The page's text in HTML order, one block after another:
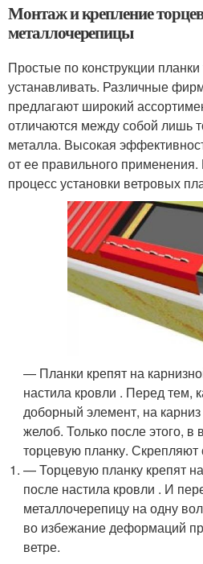
Монтаж и крепление
металлочерепицы
Простые по конструкции
устанавливать. Различные
предлагают широкий
отличаются между собой лишь
металла. Высокая
от ее правильного
процесс установки ветровых
— Планки крепят на
настила кровли . Перед тем,
доборный элемент, на
желоб. Только после этого, в
торцевую планку.
— Торцевую планку крепят
после настила кровли . И
металлочерепицу на одну
во избежание деформаций
ветре.